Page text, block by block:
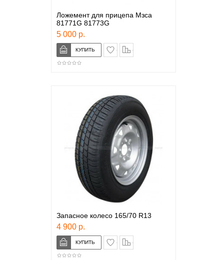
Ложемент для прицепа Мзса
81771G 81773G
5 000 р.
в закладки
Запасное колесо 165/70 R13
4 900 р.
в закладки